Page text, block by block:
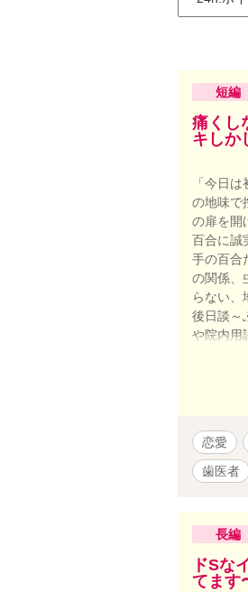
短編
痛くし
キしか
「今日
の地味で
の扉を開
百合に誠
手の百合
の関係、
らない
後日談～
や院内用
ら嬉し
恋愛
歯医者
長編
ドSな
てます